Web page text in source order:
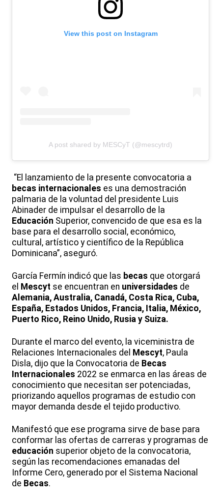
View this post on Instagram
A post shared by MESCyT (@mescytrd)
“El lanzamiento de la presente convocatoria a
becas internacionales es una demostración
palmaria de la voluntad del presidente Luis
Abinader de impulsar el desarrollo de la
Educación Superior, convencido de que esa es la
base para el desarrollo social, económico,
cultural, artístico y científico de la República
Dominicana”, aseguró.
García Fermín indicó que las becas que otorgará
el Mescyt se encuentran en universidades de
Alemania, Australia, Canadá, Costa Rica, Cuba,
España, Estados Unidos, Francia, Italia, México,
Puerto Rico, Reino Unido, Rusia y Suiza.
Durante el marco del evento, la viceministra de
Relaciones Internacionales del Mescyt, Paula
Disla, dijo que la Convocatoria de Becas
Internacionales 2022 se enmarca en las áreas de
conocimiento que necesitan ser potenciadas,
priorizando aquellos programas de estudio con
mayor demanda desde el tejido productivo.
Manifestó que ese programa sirve de base para
conformar las ofertas de carreras y programas de
educación superior objeto de la convocatoria,
según las recomendaciones emanadas del
Informe Cero, generado por el Sistema Nacional
de Becas.